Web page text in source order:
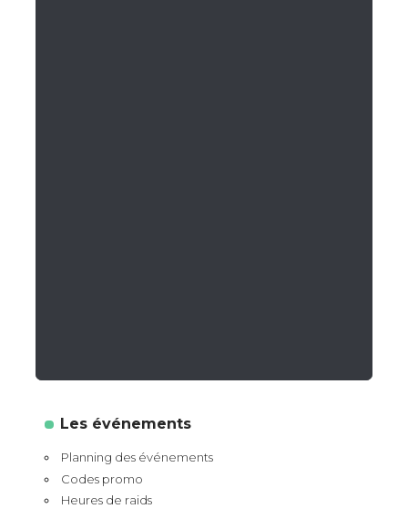
Les événements
Planning des événements
Codes promo
Heures de raids